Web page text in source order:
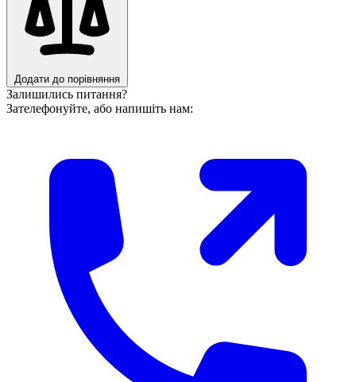
Додати до порівняння
Залишились питання?
Зателефонуйте, або напишіть нам: